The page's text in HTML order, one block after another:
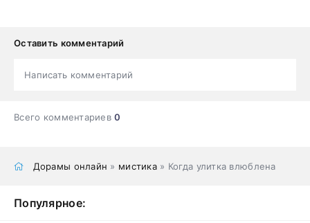
Оставить комментарий
Написать комментарий
Всего комментариев0
Дорамы онлайн » мистика » Когда улитка влюблена
Популярное: